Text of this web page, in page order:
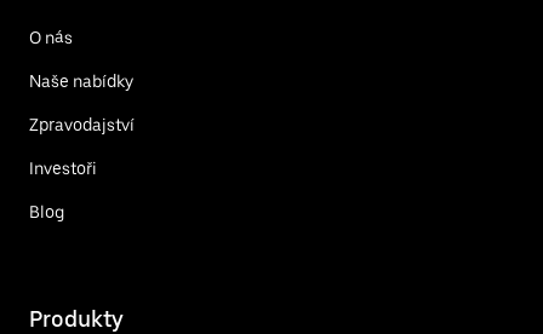
O nás
Naše nabídky
Zpravodajství
Investoři
Blog
Produkty